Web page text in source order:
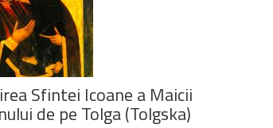
Sfintei Icoane a Maicii
de pe Tolga (Tolgska)